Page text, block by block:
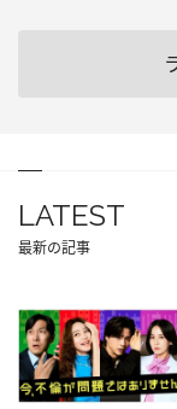
LATEST
最新の記事